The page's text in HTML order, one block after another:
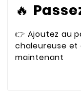
🔥
👉 Ajoutez au
chaleureuse et
maintenant